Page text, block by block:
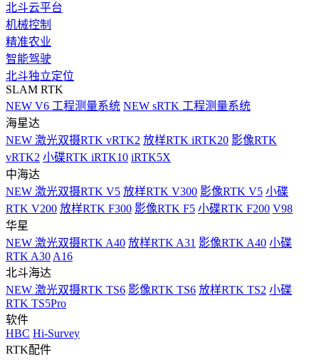
北斗云平台
机械控制
精准农业
智能驾驶
北斗独立定位
SLAM RTK
NEW V6 工程测量系统 NEW sRTK 工程测量系统
海星达
NEW 激光双摄RTK vRTK2 放样RTK iRTK20 影像RTK
vRTK2 小碟RTK iRTK10 iRTK5X
中海达
NEW 激光双摄RTK V5 放样RTK V300 影像RTK V5 小碟
RTK V200 放样RTK F300 影像RTK F5 小碟RTK F200 V98
华星
NEW 激光双摄RTK A40 放样RTK A31 影像RTK A40 小碟
RTK A30 A16
北斗海达
NEW 激光双摄RTK TS6 影像RTK TS6 放样RTK TS2 小碟
RTK TS5Pro
软件
HBC Hi-Survey
RTK配件